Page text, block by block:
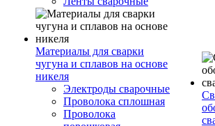
Материалы для сварки
чугуна и сплавов на основе
никеля
Электроды сварочные
Проволока сплошная
Проволока